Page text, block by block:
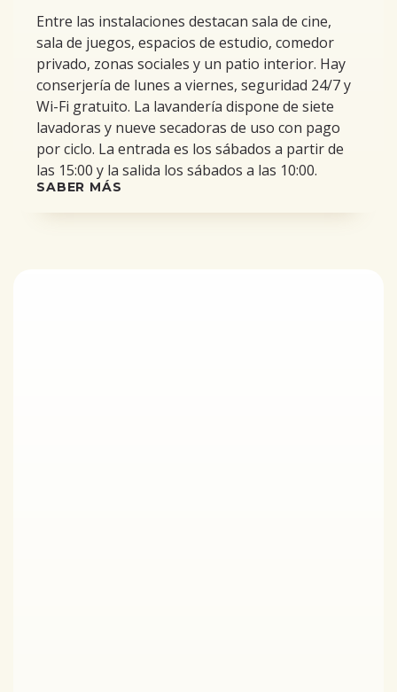
Entre las instalaciones destacan sala de cine,
sala de juegos, espacios de estudio, comedor
privado, zonas sociales y un patio interior. Hay
conserjería de lunes a viernes, seguridad 24/7 y
Wi-Fi gratuito. La lavandería dispone de siete
lavadoras y nueve secadoras de uso con pago
por ciclo. La entrada es los sábados a partir de
las 15:00 y la salida los sábados a las 10:00.
SABER MÁS